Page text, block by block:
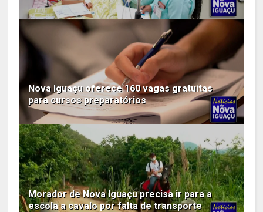
Nova Iguaçu oferece 160 vagas gratuitas
para cursos preparatórios
Morador de Nova Iguaçu precisa ir para a
escola a cavalo por falta de transporte